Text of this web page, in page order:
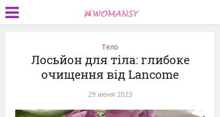
Тело
Лосьйон для тіла: глибоке
очищення від Lancome
29 июня 2023